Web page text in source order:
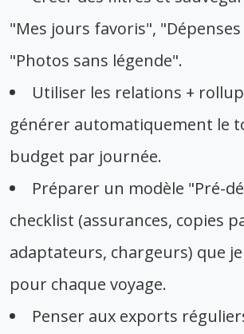
"Mes jours favoris", "Dépenses
"Photos sans légende".
Utiliser les relations +
générer automatiquement le
budget par journée.
Préparer un modèle "Pré-
checklist (assurances, copies
adaptateurs, chargeurs) que
pour chaque voyage.
Penser aux exports